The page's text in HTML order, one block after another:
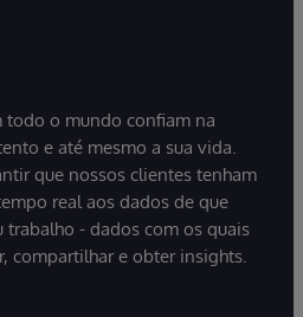
todo o mundo confiam na
e até mesmo a sua vida.
que nossos clientes tenham
real aos dados de que
trabalho - dados com os quais
compartilhar e obter insights.